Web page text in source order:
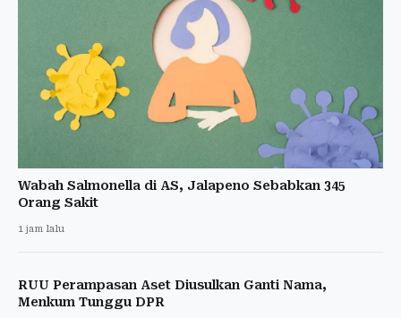
Wabah Salmonella di AS, Jalapeno Sebabkan 345
Orang Sakit
1 jam lalu
RUU Perampasan Aset Diusulkan Ganti Nama,
Menkum Tunggu DPR